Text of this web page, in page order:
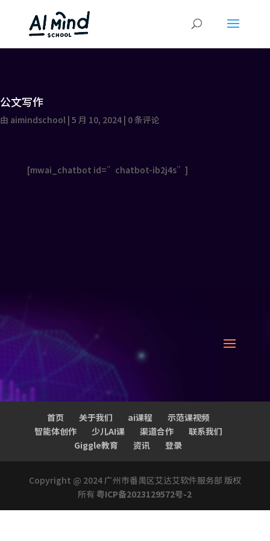
公文写作
由 aimindschool | 5 月 10, 2024 | 0 条评论
[mwai_chatbot id=”chatbot-ib2j4s”]
首页 关于我们 ai课程
示范课视频
智能体创作
少儿AI课 渠道合作
联系我们
Giggle教育
资讯 登录
Copyright @ 2024 广州市番禺区艾达艾软件服务部 版权
所有粤ICP备2023129572号-2